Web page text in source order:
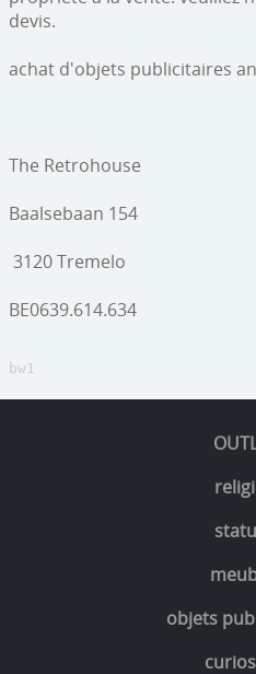
objets publicitaires
peintures
porcelaine / faïence
Bijoux/Montres/lunettes
médailles/pièces de
Mon compte
objets
devis.
achat d'objets publicitaires
The Retrohouse
Baalsebaan 154
3120 Tremelo
BE0639.614.634
bw1